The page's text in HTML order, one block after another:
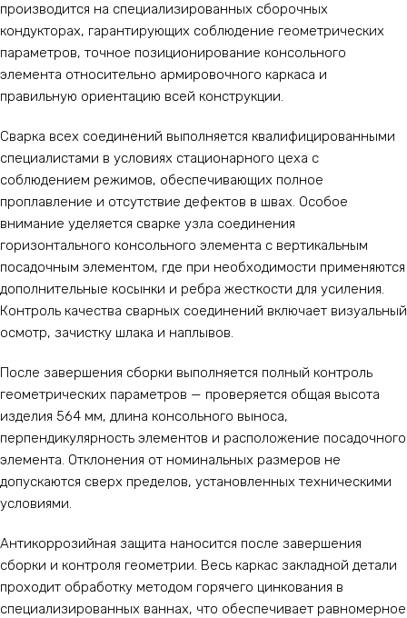
производится на специализированных сборочных
кондукторах, гарантирующих соблюдение геометрических
параметров, точное позиционирование консольного
элемента относительно армировочного каркаса и
правильную ориентацию всей конструкции.
Сварка всех соединений выполняется квалифицированными
специалистами в условиях стационарного цеха с
соблюдением режимов, обеспечивающих полное
проплавление и отсутствие дефектов в швах. Особое
внимание уделяется сварке узла соединения
горизонтального консольного элемента с вертикальным
посадочным элементом, где при необходимости применяются
дополнительные косынки и ребра жесткости для усиления.
Контроль качества сварных соединений включает визуальный
осмотр, зачистку шлака и наплывов.
После завершения сборки выполняется полный контроль
геометрических параметров — проверяется общая высота
изделия 564 мм, длина консольного выноса,
перпендикулярность элементов и расположение посадочного
элемента. Отклонения от номинальных размеров не
допускаются сверх пределов, установленных техническими
условиями.
Антикоррозийная защита наносится после завершения
сборки и контроля геометрии. Весь каркас закладной детали
проходит обработку методом горячего цинкования в
специализированных ваннах, что обеспечивает равномерное